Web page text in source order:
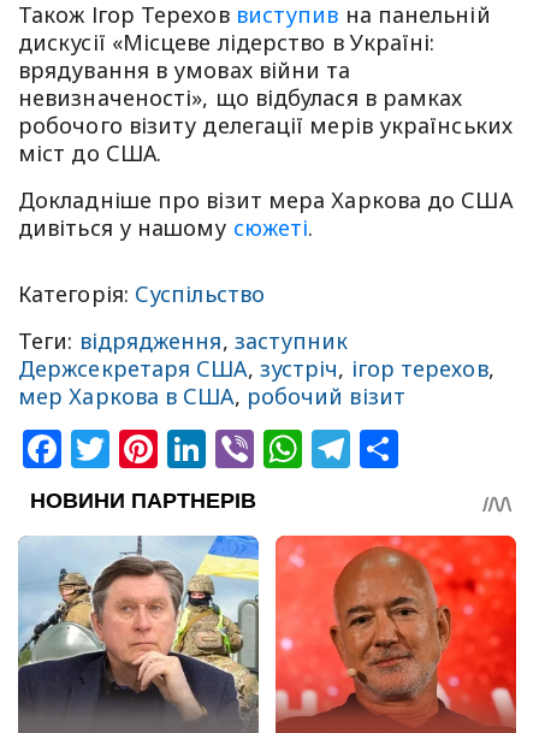
Також Ігор Терехов виступив на панельній
дискусії «Місцеве лідерство в Україні:
врядування в умовах війни та
невизначеності», що відбулася в рамках
робочого візиту делегації мерів українських
міст до США.
Докладніше про візит мера Харкова до США
дивіться у нашому сюжеті.
Категорія: Суспільство
Теги: відрядження, заступник
Держсекретаря США, зустріч, ігор терехов,
мер Харкова в США, робочий візит
Facebook
Twitter
Pinterest
LinkedIn
ViberWhatsApp
Telegram